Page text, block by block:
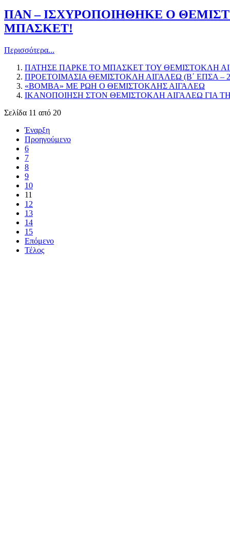
ΠΑΝ – ΙΣΧΥΡΟΠΟΙΗΘΗΚΕ Ο
ΜΠΑΣΚΕΤ!
Περισσότερα...
ΠΑΤΗΣΕ ΠΑΡΚΕ ΤΟ ΜΠΑΣΚΕΤ ΤΟΥ ΘΕΜΙΣΤΟΚΛΗ
ΠΡΟΕΤΟΙΜΑΣΙΑ ΘΕΜΙΣΤΟΚΛΗ ΑΙΓΑΛΕΩ (Β΄ ΕΠΣΑ –
«ΒΟΜΒΑ» ΜΕ ΡΩΗ Ο ΘΕΜΙΣΤΟΚΛΗΣ ΑΙΓΑΛΕΩ
ΙΚΑΝΟΠΟΙΗΣΗ ΣΤΟΝ ΘΕΜΙΣΤΟΚΛΗ ΑΙΓΑΛΕΩ ΓΙΑ
Σελίδα 11 από 20
Έναρξη
Προηγούμενο
6
7
8
9
10
11
12
13
14
15
Επόμενο
Τέλος